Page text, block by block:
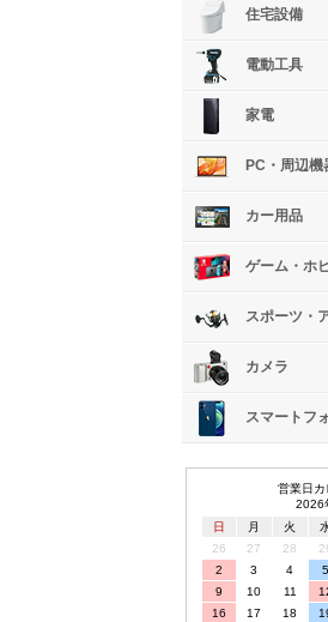
住宅設備
電動工具
家電
PC・周辺機
カー用品
ゲーム・ホ
スポーツ・
カメラ
スマートフ
営業日カ
2026
日
月 火
26
27 28
2
3 4 5
9
10 11
16
17 18